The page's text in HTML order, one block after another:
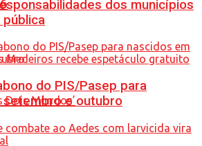
dos municípios
pública
do PIS/Pasep para
setembro e outubro